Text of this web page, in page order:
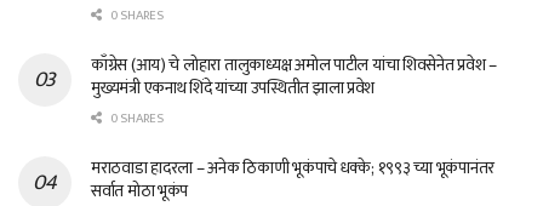
0 SHARES
काँग्रेस (आय) चे लोहारा तालुकाध्यक्ष अमोल पाटील यांचा शिवसेनेत प्रवेश –
मुख्यमंत्री एकनाथ शिंदे यांच्या उपस्थितीत झाला प्रवेश
0 SHARES
मराठवाडा हादरला – अनेक ठिकाणी भूकंपाचे धक्के; १९९३ च्या भूकंपानंतर
सर्वात मोठा भूकंप